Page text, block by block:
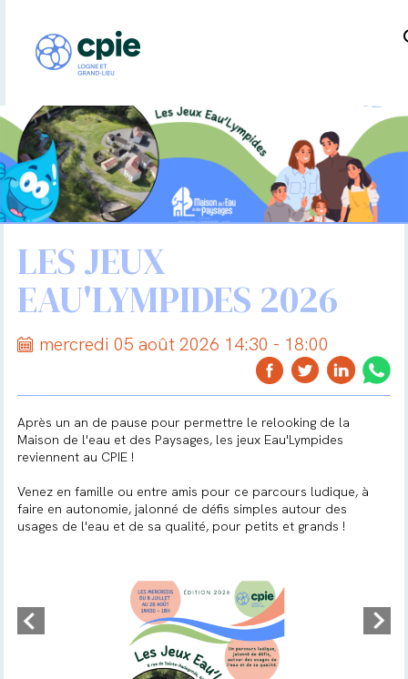
LES JEUX
EAU'LYMPIDES 2026
mercredi 05 août 2026 14:30 - 18:00
Après un an de pause pour permettre le relooking de la
Maison de l'eau et des Paysages, les jeux Eau'Lympides
reviennent au CPIE !
Venez en famille ou entre amis pour ce parcours ludique, à
faire en autonomie, jalonné de défis simples autour des
usages de l'eau et de sa qualité, pour petits et grands !